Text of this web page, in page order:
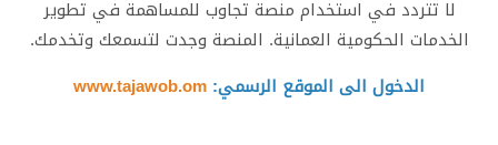
لا تتردد في استخدام منصة تجاوب للمساهمة في تطوير
الخدمات الحكومية العمانية. المنصة وجدت لتسمعك وتخدمك.
الدخول الى الموقع الرسمي: www.tajawob.om